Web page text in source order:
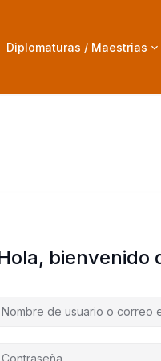
Diplomaturas / Maestrias
bienvenido